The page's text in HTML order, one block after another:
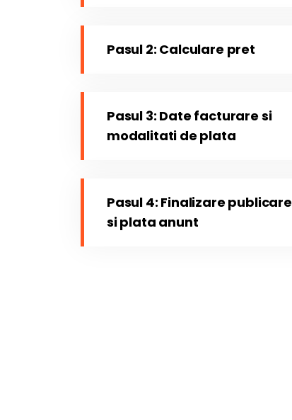
Pasul 2: Calculare pret
Pasul 3: Date facturare si
modalitati de plata
Pasul 4: Finalizare publicare
si plata anunt